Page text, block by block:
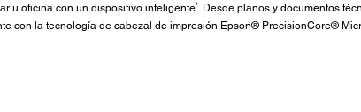
u oficina con un dispositivo inteligente4. Desde planos y documentos
con la tecnología de cabezal de impresión Epson® PrecisionCore®